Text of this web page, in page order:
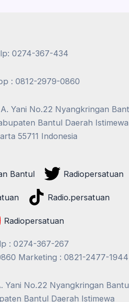
0274-367-434
: 0812-2979-0860
Yani No.22 Nyangkringan
Bantul Daerah Istimewa
55711 Indonesia
Bantul Radiopersatuan
Radio.persatuan
Radiopersatuan
: 0274-367-267
Marketing : 0821-2477-1944
Yani No.22 Nyangkringan
Bantul Daerah Istimewa